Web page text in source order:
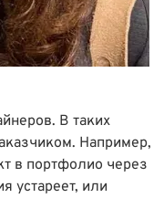
В таких
Например,
в портфолио через
устареет, или